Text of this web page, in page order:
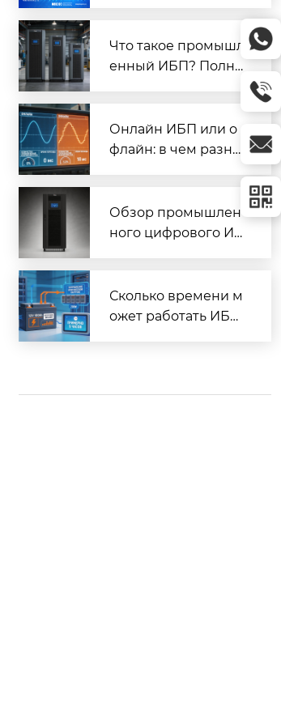
и СНЭ (стенд 16E84)
| Prostar
Что такое промышл
енный ИБП? Полно
ию | Prostar
Онлайн ИБП или о
флайн: в чем разни
Обзор промышлен
ного цифрового ИБ
применение | Prost
ar
Сколько времени м
ожет работать ИБП